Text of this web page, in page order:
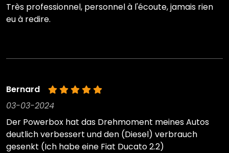
Très professionnel, personnel à l'écoute, jamais rien
eu à redire.
Bernard
03-03-2024
Der Powerbox hat das Drehmoment meines Autos
deutlich verbessert und den (Diesel) verbrauch
gesenkt (Ich habe eine Fiat Ducato 2.2)